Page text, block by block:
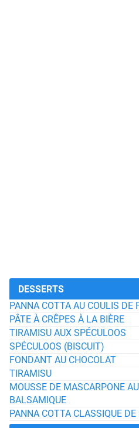
DESSERTS
PANNA COTTA AU COULIS DE
PÂTE À CRÊPES À LA BIÈRE
TIRAMISU AUX SPÉCULOOS
SPÉCULOOS (BISCUIT)
FONDANT AU CHOCOLAT
TIRAMISU
MOUSSE DE MASCARPONE
BALSAMIQUE
PANNA COTTA CLASSIQUE DE